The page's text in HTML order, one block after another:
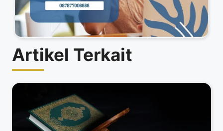
Artikel Terkait